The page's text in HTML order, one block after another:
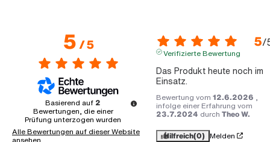
5/5
Basierend auf 2
Bewertungen, die einer
Prüfung unterzogen wurden
Alle Bewertungen auf dieser Website
ansehen
5/
Verifizierte Bewertung
Das Produkt heute noch im
Einsatz.
Bewertung vom 12.6.2026 ,
infolge einer Erfahrung vom
23.7.2024 durch Theo W.
Hilfreich(0) Melden